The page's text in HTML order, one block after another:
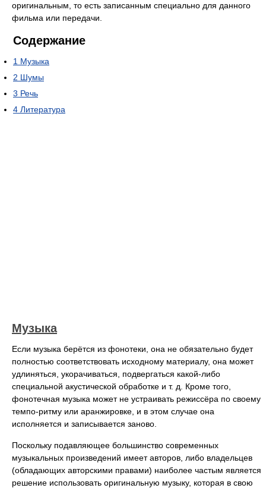
оригинальным, то есть записанным специально для данного
фильма или передачи.
Содержание
1 Музыка
2 Шумы
3 Речь
4 Литература
Музыка
Если музыка берётся из фонотеки, она не обязательно будет
полностью соответствовать исходному материалу, она может
удлиняться, укорачиваться, подвергаться какой-либо
специальной акустической обработке и т. д. Кроме того,
фонотечная музыка может не устраивать режиссёра по своему
темпо-ритму или аранжировке, и в этом случае она
исполняется и записывается заново.
Поскольку подавляющее большинство современных
музыкальных произведений имеет авторов, либо владельцев
(обладающих авторскими правами) наиболее частым является
решение использовать оригинальную музыку, которая в свою